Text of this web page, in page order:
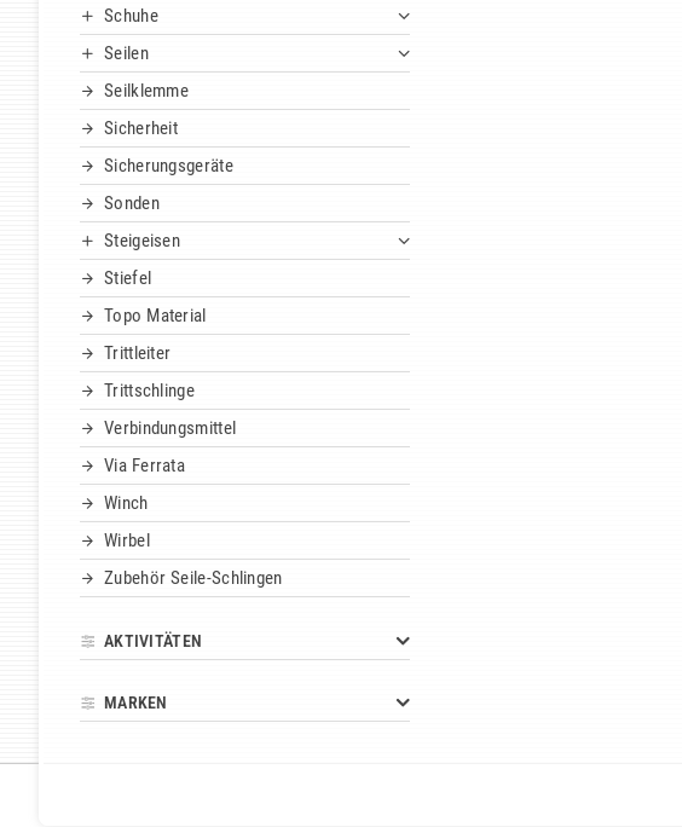
Schuhe
Seilen
Seilklemme
Sicherheit
Sicherungsgeräte
Sonden
Steigeisen
Stiefel
Topo Material
Trittleiter
Trittschlinge
Verbindungsmittel
Via Ferrata
Winch
Wirbel
Zubehör Seile-Schlingen
AKTIVITÄTEN
MARKEN